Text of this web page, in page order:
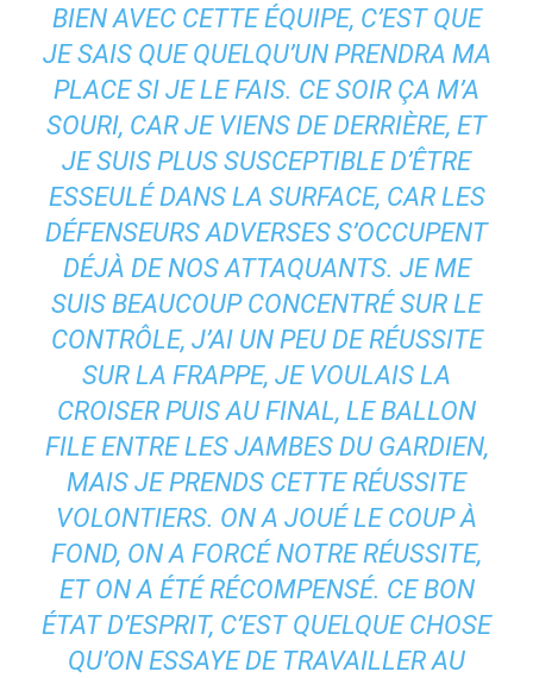
BIEN AVEC CETTE ÉQUIPE, C’EST QUE
JE SAIS QUE QUELQU’UN PRENDRA MA
PLACE SI JE LE FAIS. CE SOIR ÇA M’A
SOURI, CAR JE VIENS DE DERRIÈRE, ET
JE SUIS PLUS SUSCEPTIBLE D’ÊTRE
ESSEULÉ DANS LA SURFACE, CAR LES
DÉFENSEURS ADVERSES S’OCCUPENT
DÉJÀ DE NOS ATTAQUANTS. JE ME
SUIS BEAUCOUP CONCENTRÉ SUR LE
CONTRÔLE, J’AI UN PEU DE RÉUSSITE
SUR LA FRAPPE, JE VOULAIS LA
CROISER PUIS AU FINAL, LE BALLON
FILE ENTRE LES JAMBES DU GARDIEN,
MAIS JE PRENDS CETTE RÉUSSITE
VOLONTIERS. ON A JOUÉ LE COUP À
FOND, ON A FORCÉ NOTRE RÉUSSITE,
ET ON A ÉTÉ RÉCOMPENSÉ. CE BON
ÉTAT D’ESPRIT, C’EST QUELQUE CHOSE
QU’ON ESSAYE DE TRAVAILLER AU